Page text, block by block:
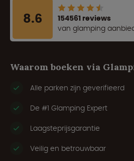
8.6
154561 reviews
van glamping
Waarom boeken via
Alle parken zijn geverifieerd
De #1 Glamping Expert
Laagsteprijsgarantie
Veilig en betrouwbaar